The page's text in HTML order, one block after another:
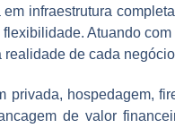
em infraestrutura
Atuando
de cada
privada, hospedagem,
de valor